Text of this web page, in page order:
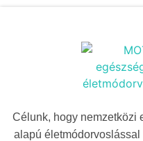
Célunk, hogy nemzetközi
alapú